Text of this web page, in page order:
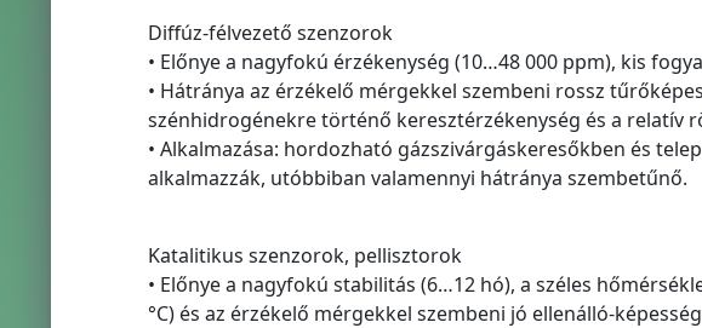
Diffúz-félvezető szenzorok
• Előnye a nagyfokú érzékenység (10…48 000 ppm), kis
• Hátránya az érzékelő mérgekkel szembeni rossz
szénhidrogénekre történő keresztérzékenység és a relatív
• Alkalmazása: hordozható gázszivárgáskeresőkben és
alkalmazzák, utóbbiban valamennyi hátránya szembetűnő.
Katalitikus szenzorok, pellisztorok
• Előnye a nagyfokú stabilitás (6…12 hó), a széles
°C) és az érzékelő mérgekkel szembeni jó ellenálló-